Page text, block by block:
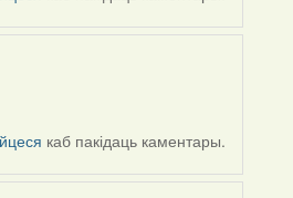
каб пакідаць каментары.